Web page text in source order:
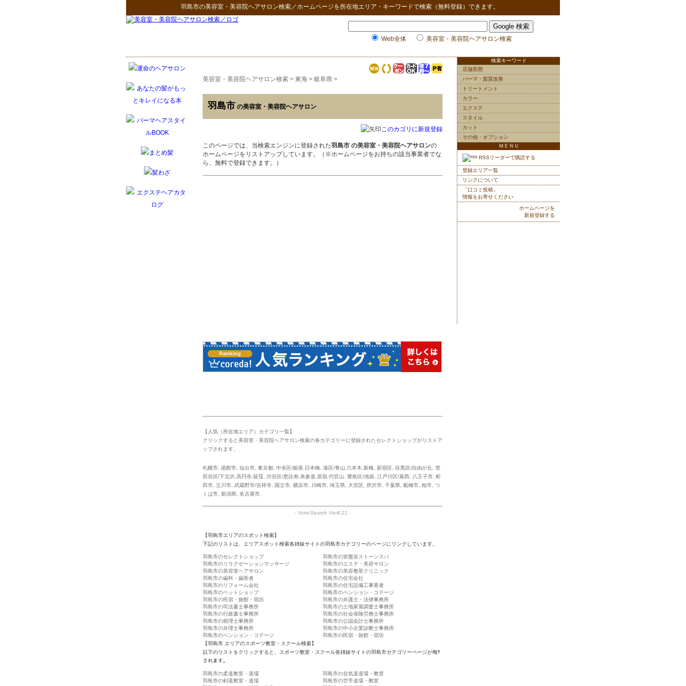
羽島市の美容室・美容院ヘアサロン検索／ホームページを所在地エリア・キーワードで検索（無料登録）できます。
Web全体 美容室・美容院ヘアサロン検索
美容室・美容院ヘアサロン検索 > 東海 > 岐阜県 >
羽島市 の美容室・美容院ヘアサロン
このカゴリに新規登録
このページでは、当検索エンジンに登録された羽島市 の美容室・美容院ヘアサロンの
ホームページをリストアップしています。（※ホームページをお持ちの該当事業者でな
ら、無料で登録できます。）
【人気（所在地エリア）カテゴリ一覧】
クリックすると美容室・美容院ヘアサロン検索の各カテゴリーに登録されたセレクトショップがリストア
ップされます。
札幌市 函館市 仙台市 東京都 中央区/銀座,日本橋 港区/青山,六本木,新橋 新宿区 目黒区/自由が丘
世
田谷区/下北沢,高円寺,荻窪 渋谷区/恵比寿,表参道,原宿,代官山 豊島区/池袋 江戸川区/葛西 八王子市 町
田市
立川市 武蔵野市/吉祥寺 国立市 横浜市 川崎市 埼玉県 大宮区 所沢市 千葉県 船橋市 柏市 つ
くば市 新潟県 名古屋市
- Yomi-Search Ver4.21 -
【羽島市エリアのスポット検索】
下記のリストは、エリアスポット検索各姉妹サイトの羽島市カテゴリーのページにリンクしています。
羽島市のセレクトショップ
羽島市の岩盤浴ストーンスパ
羽島市のリラクゼーションマッサージ
羽島市のエステ・美容サロン
羽島市の美容室ヘアサロン
羽島市の美容整形クリニック
羽島市の歯科・歯医者
羽島市の住宅会社
羽島市のリフォーム会社
羽島市の住宅設備工事業者
羽島市のペットショップ
羽島市のペンション・コテージ
羽島市の民宿・旅館・宿坊
羽島市の弁護士・法律事務所
羽島市の司法書士事務所
羽島市の土地家屋調査士事務所
羽島市の行政書士事務所
羽島市の社会保険労務士事務所
羽島市の税理士事務所
羽島市の公認会計士事務所
羽島市の弁理士事務所
羽島市の中小企業診断士事務所
羽島市のペンション・コテージ
羽島市の民宿・旅館・宿坊
【羽島市 エリアのスポーツ教室・スクール検索】
以下のリストをクリックすると、スポーツ教室・スクール各姉妹サイトの羽島市カテゴリーページが侮ｦ
されます。
羽島市の柔道教室・道場
羽島市の合気道道場・教室
羽島市の剣道教室・道場
羽島市の空手道場・教室
検索キーワード
店舗形態
パーマ・髪質改善
トリートメント
カラー
エクステ
スタイル
カット
その他・オプション
ＭＥＮＵ
RSSリーダーで購読する
登録エリア一覧
リンクについて
「口コミ投稿」
情報をお寄せください
ホームページを
新規登録する